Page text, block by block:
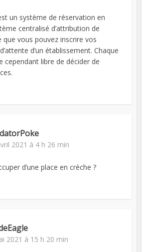
un système de réservation en
centralisé d’attribution de
que vous pouvez inscrire vos
d’un établissement. Chaque
cependant libre de décider de
2021 à 4 h 26 min
d’une place en crèche ?
2021 à 15 h 20 min